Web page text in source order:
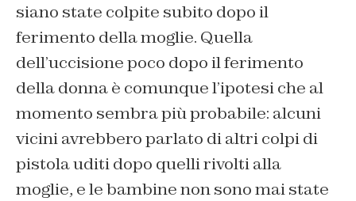
siano state colpite subito dopo il
ferimento della moglie. Quella
dell’uccisione poco dopo il ferimento
della donna è comunque l’ipotesi che al
momento sembra più probabile: alcuni
vicini avrebbero parlato di altri colpi di
pistola uditi dopo quelli rivolti alla
moglie, e le bambine non sono mai state